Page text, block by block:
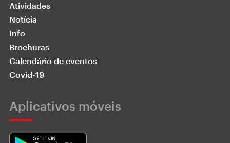
Atividades
Notícia
Info
Brochuras
Calendário de eventos
Covid-19
Aplicativos móveis